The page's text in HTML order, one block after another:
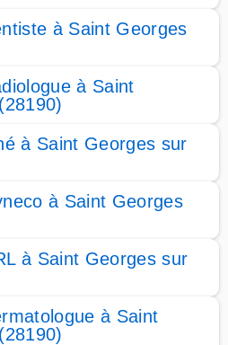
à Saint Georges
à Saint
à Saint Georges sur
à Saint Georges
à Saint Georges sur
à Saint